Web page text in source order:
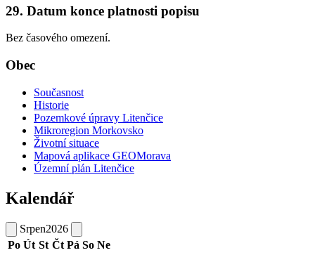
29. Datum konce platnosti popisu
Bez časového omezení.
Obec
Současnost
Historie
Pozemkové úpravy Litenčice
Mikroregion Morkovsko
Životní situace
Mapová aplikace GEOMorava
Územní plán Litenčice
Kalendář
Srpen2026
Po Út St Čt Pá So Ne